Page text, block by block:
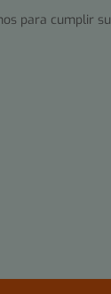
para cumplir su